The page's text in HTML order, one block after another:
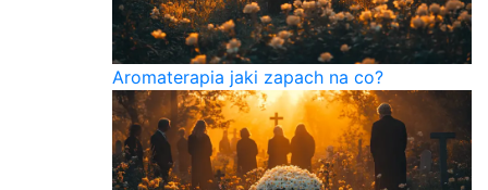
Aromaterapia jaki zapach na co?